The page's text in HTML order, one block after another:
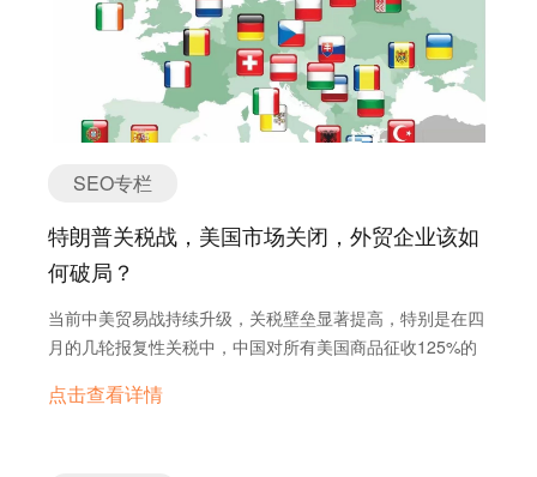
口贸易的目的是为了隐瞒货物的真实原产地，从而规避关税
或其他贸易限制时，就会被美国海关视为非法行为。非法转
口贸易行为的核心在于虚报原产地，例如将原产于中国的产
品通过第三国中转后，谎称产自该第三国以避免美国对中国
商品征收的高额关税。 “实质性改变”原则的重要性：美国
一原则，只有当在中国生产的零部件在第三国经过了根本性
成了一种全新的商品时，该第三国才会被认定为最终产品的
原产国。简单的重新包装、重新贴标签或进行微小的加工通
西哥组装成电机，美国海关就认定这并未构成实质性改变，
该电机仍然被视为中国产品。再比如，从越南进口的散装未
印刷的卷筒纸在A国经过印刷、裁剪、折叠等复杂工序制成
SEO专栏
特朗普关税战，美国市场关闭，外贸企业该如
何破局？
当前中美贸易战持续升级，关税壁垒显著提高，特别是在四
月的几轮报复性关税中，中国对所有美国商品征收125%的
何缓和的希望，这种紧张局势导致中美直接贸易成本上升，
点击查看详情